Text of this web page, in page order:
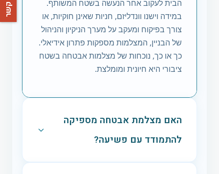
הבית לעקוב אחר הנעשה בשטח המשותף.
במידה וישנו וונדליזם, חניות שאינן חוקיות, או
צורך בפיקוח ומעקב על מערך הניקיון והניהול
של הבניין, המצלמות מספקות פתרון אידיאלי.
כך או כך, נוכחות של מצלמות אבטחה בשטח
ציבורי היא חיונית ומומלצת.
האם מצלמת אבטחה מספיקה
להתמודד עם פשיעה?